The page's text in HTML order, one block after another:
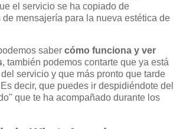
el servicio se ha copiado de
mensajería para la nueva estética de
saber cómo funciona y ver
, también podemos contarte que ya está
servicio y que más pronto que tarde
Es decir, que puedes ir despidiéndote del
que te ha acompañado durante los